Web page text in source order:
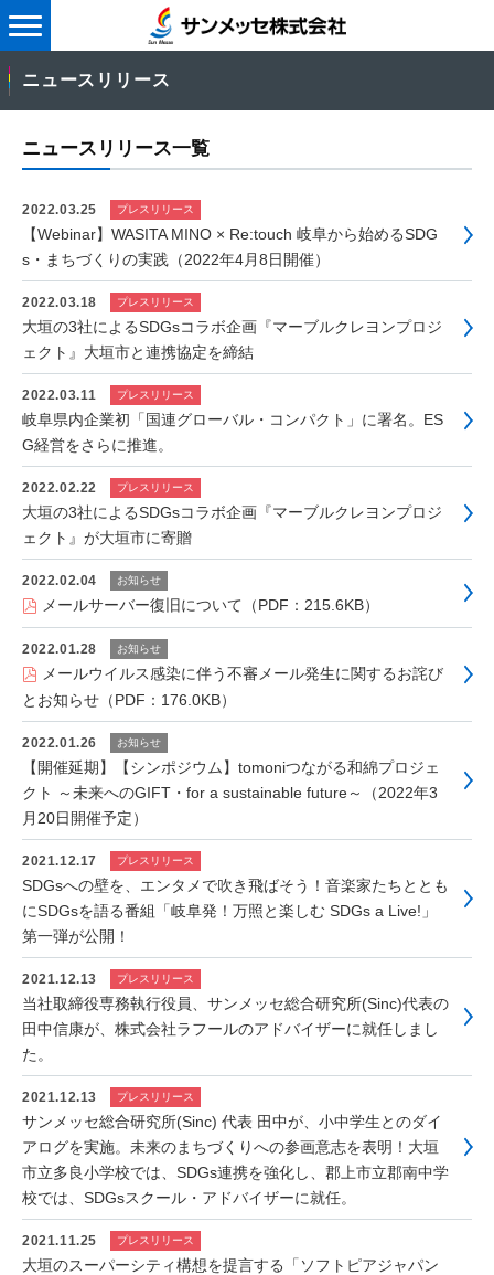
メ
ュ
ー
ニュースリリース
ニュースリリース一覧
2022.03.25 プレスリリース
【Webinar】WASITA MINO × Re:touch 岐阜から始めるSDG
s・まちづくりの実践（2022年4月8日開催）
2022.03.18 プレスリリース
大垣の3社によるSDGsコラボ企画『マーブルクレヨンプロジ
ェクト』大垣市と連携協定を締結
2022.03.11 プレスリリース
岐阜県内企業初「国連グローバル・コンパクト」に署名。ES
G経営をさらに推進。
2022.02.22 プレスリリース
大垣の3社によるSDGsコラボ企画『マーブルクレヨンプロジ
ェクト』が大垣市に寄贈
2022.02.04 お知らせ
メールサーバー復旧について（PDF：215.6KB）
2022.01.28 お知らせ
メールウイルス感染に伴う不審メール発生に関するお詫び
とお知らせ（PDF：176.0KB）
2022.01.26 お知らせ
【開催延期】【シンポジウム】tomoniつながる和綿プロジェ
クト ～未来へのGIFT・for a sustainable future～（2022年3
月20日開催予定）
2021.12.17 プレスリリース
SDGsへの壁を、エンタメで吹き飛ばそう！音楽家たちととも
にSDGsを語る番組「岐阜発！万照と楽しむ SDGs a Live!」
第一弾が公開！
2021.12.13 プレスリリース
当社取締役専務執行役員、サンメッセ総合研究所(Sinc)代表の
田中信康が、株式会社ラフールのアドバイザーに就任しまし
た。
2021.12.13 プレスリリース
サンメッセ総合研究所(Sinc) 代表 田中が、小中学生とのダイ
アログを実施。未来のまちづくりへの参画意志を表明！大垣
市立多良小学校では、SDGs連携を強化し、郡上市立郡南中学
校では、SDGsスクール・アドバイザーに就任。
2021.11.25 プレスリリース
大垣のスーパーシティ構想を提言する「ソフトピアジャパン